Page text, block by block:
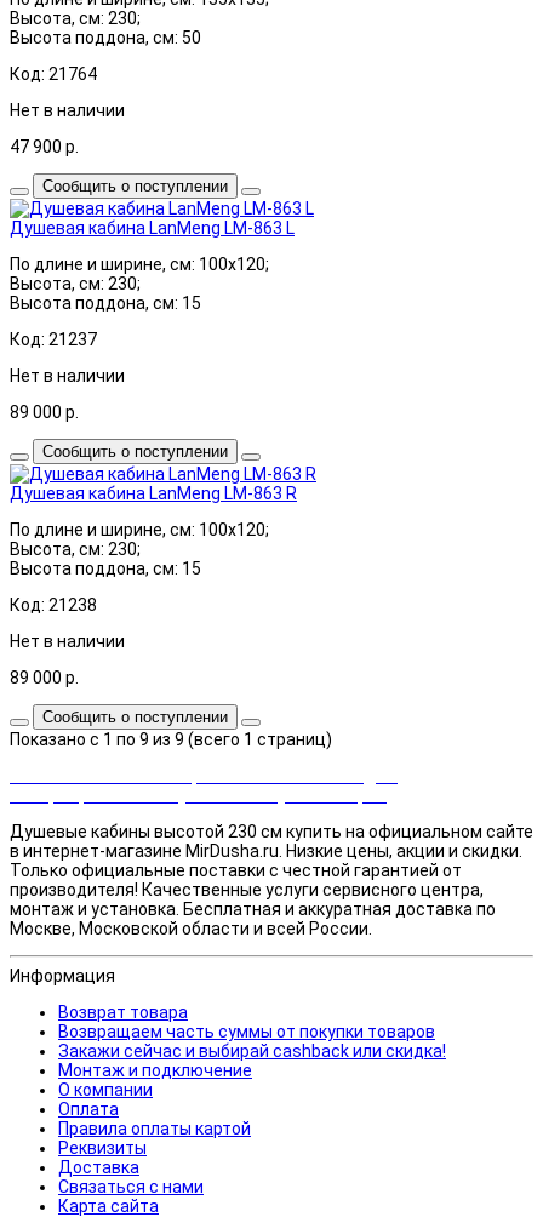
Высота, см: 230;
Высота поддона, см: 50
Код: 21764
Нет в наличии
47 900 р.
Сообщить о поступлении
Душевая кабина LanMeng LM-863 L
По длине и ширине, см: 100x120;
Высота, см: 230;
Высота поддона, см: 15
Код: 21237
Нет в наличии
89 000 р.
Сообщить о поступлении
Душевая кабина LanMeng LM-863 R
По длине и ширине, см: 100x120;
Высота, см: 230;
Высота поддона, см: 15
Код: 21238
Нет в наличии
89 000 р.
Сообщить о поступлении
Показано с 1 по 9 из 9 (всего 1 страниц)
Душевые кабины высотой 230 см купить на официальном сайте
в интернет-магазине MirDusha.ru. Низкие цены, акции и скидки.
Только официальные поставки c честной гарантией от
производителя! Качественные услуги сервисного центра,
монтаж и установка. Бесплатная и аккуратная доставка по
Москве, Московской области и всей России.
Информация
Возврат товара
Возвращаем часть суммы от покупки товаров
Закажи сейчас и выбирай cashback или скидка!
Монтаж и подключение
О компании
Оплата
Правила оплаты картой
Реквизиты
Доставка
Связаться с нами
Карта сайта